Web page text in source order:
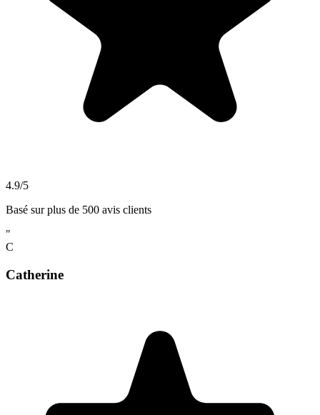
4.9/5
Basé sur plus de 500 avis clients
"
C
Catherine